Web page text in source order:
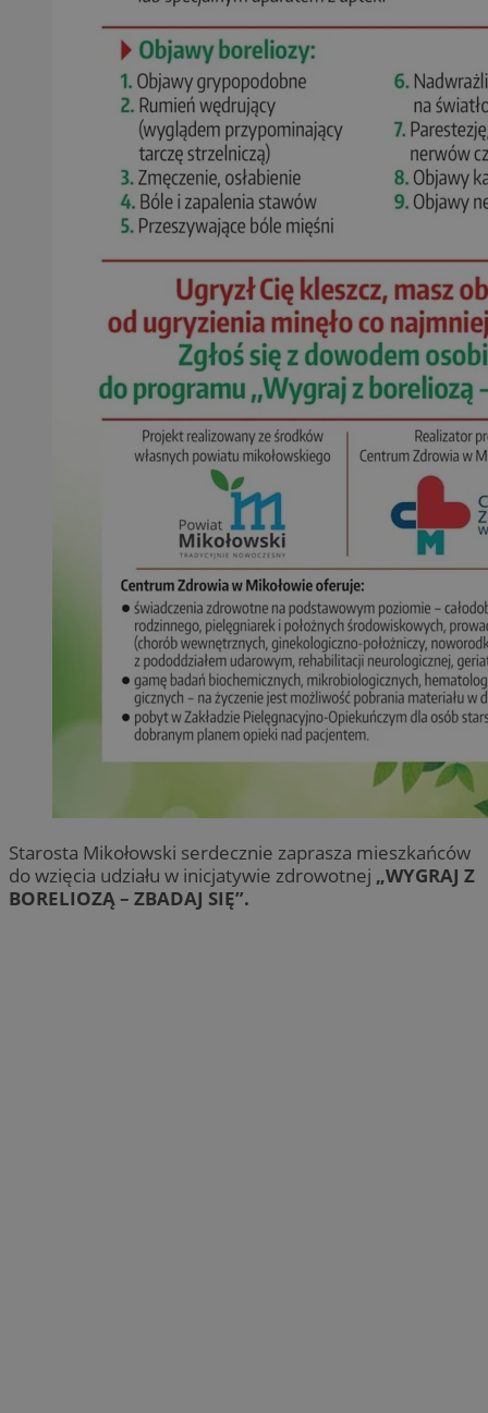
Starosta Mikołowski serdecznie zaprasza mieszkańców
do wzięcia udziału w inicjatywie zdrowotnej „WYGRAJ Z
BORELIOZĄ – ZBADAJ SIĘ”.